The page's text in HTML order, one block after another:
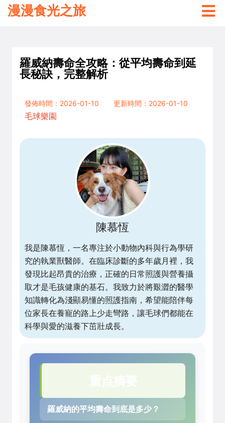
漫漫食光之旅
羅威納壽命全攻略：從平均壽命到延
長秘訣，完整解析
發佈時間：2026-01-10
更新時間：2026-01-10
毛球樂園
陳慕恆
我是陳慕恆，一名專注於小動物內科與行為學研
究的執業獸醫師。在臨床診斷的多年歲月裡，我
發現比起昂貴的治療，正確的日常照護與營養攝
取才是毛孩健康的基石。我致力於將艱澀的醫學
知識轉化為淺顯易懂的照護指南，希望能陪伴每
位家長在養寵的路上少走彎路，讓毛球們都能在
科學與愛的滋養下茁壯成長。
羅威納的平均壽命到底是多少？